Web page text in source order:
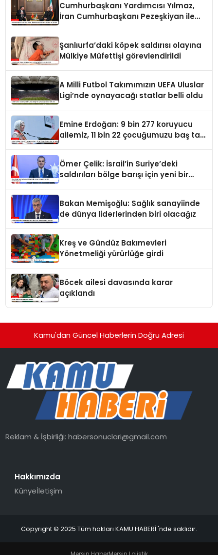
Cumhurbaşkanı Yardımcısı Yılmaz,
İran Cumhurbaşkanı Pezeşkiyan ile
Şanlıurfa’daki köpek saldırısı olayına
Mülkiye Müfettişi görevlendirildi
A Milli Futbol Takımımızın UEFA Uluslar
Ligi’nde oynayacağı statlar belli oldu
Emine Erdoğan: 9 bin 277 koruyucu
ailemiz, 11 bin 22 çocuğumuzu baş tacı
Ömer Çelik: İsrail’in Suriye’deki
saldırıları bölge barışı için yeni bir
Bakan Memişoğlu: Sağlık sanayiinde
de dünya liderlerinden biri olacağız
Kreş ve Gündüz Bakımevleri
Yönetmeliği yürürlüğe girdi
Böcek ailesi davasında karar
açıklandı
Kamu'dan Güncel Haberlerin Doğru Adresi
Reklam & İşbirliği:habersonuclari@gmail.com
Hakkımızda
Künyeİletişim
Copyright © 2025 Tüm hakları KAMU HABERİ 'nde saklıdır.